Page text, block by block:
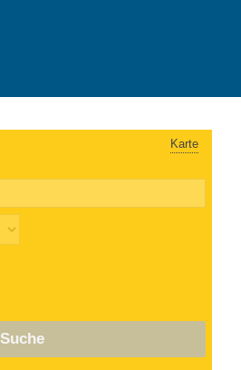
Karte
Suche